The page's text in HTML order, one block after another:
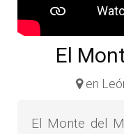
El
en
El Monte del